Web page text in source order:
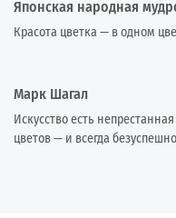
Японская народная
Красота цветка — в одном
Марк Шагал
Искусство есть
цветов — и всегда